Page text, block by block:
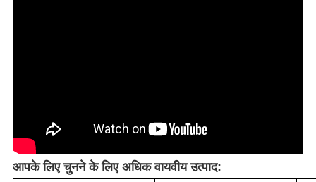
आपके लिए चुनने के लिए अधिक वायवीय उत्पाद: